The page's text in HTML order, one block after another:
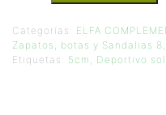
Categorías: ELFA
Zapatos, botas y Sandalias
Etiquetas: 5cm , Deportivo